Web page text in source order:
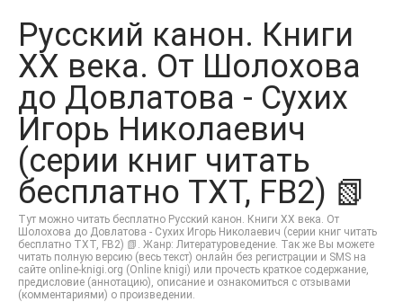
ЗАКЛАДКИ
Русский канон. Книги
ХХ века. От Шолохова
до Довлатова - Сухих
Игорь Николаевич
(серии книг читать
бесплатно TXT, FB2) 📗
Тут можно читать бесплатно Русский канон. Книги ХХ века. От
Шолохова до Довлатова - Сухих Игорь Николаевич (серии книг читать
бесплатно TXT, FB2) 📗. Жанр: Литературоведение. Так же Вы можете
читать полную версию (весь текст) онлайн без регистрации и SMS на
сайте online-knigi.org (Online knigi) или прочесть краткое содержание,
предисловие (аннотацию), описание и ознакомиться с отзывами
(комментариями) о произведении.